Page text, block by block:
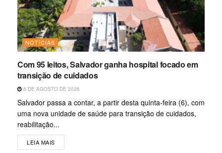
NOTÍCIAS
Com 95 leitos, Salvador ganha hospital focado em
transição de cuidados
6 DE AGOSTO DE 2026
Salvador passa a contar, a partir desta quinta-feira (6), com
uma nova unidade de saúde para transição de cuidados,
reabilitação...
LEIA MAIS